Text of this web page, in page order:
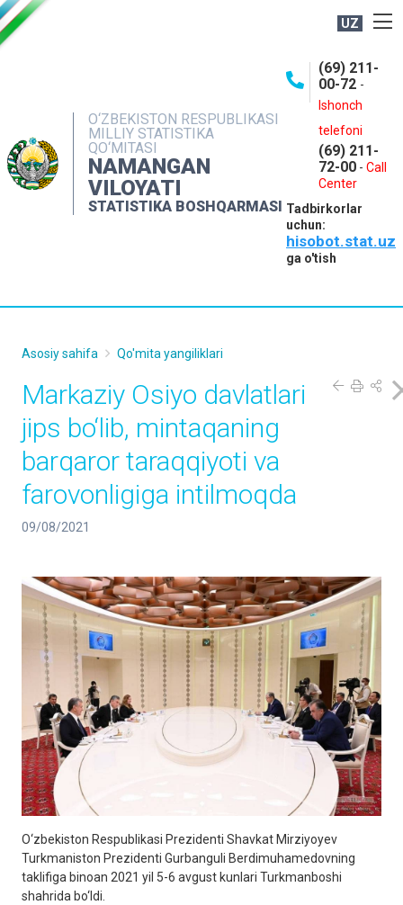
UZ
O‘ZBEKISTON RESPUBLIKASI
MILLIY STATISTIKA
QO‘MITASI
NAMANGAN
VILOYATI
STATISTIKA BOSHQARMASI
(69) 211-
00-72 -
Ishonch
telefoni
(69) 211-
72-00 - Call
Center
Tadbirkorlar
uchun:
hisobot.stat.uz
ga o'tish
NASHRLAR
INTERAKTIV XIZMATLAR
MATBUOT XIZMATI
MUROJAATLAR
Asosiy sahifa Qo'mita yangiliklari
Markaziy Osiyo davlatlari
jips bo‘lib, mintaqaning
barqaror taraqqiyoti va
farovonligiga intilmoqda
09/08/2021
O‘zbekiston Respublikasi Prezidenti Shavkat Mirziyoyev
Turkmaniston Prezidenti Gurbanguli Berdimuhamedovning
taklifiga binoan 2021 yil 5-6 avgust kunlari Turkmanboshi
shahrida bo‘ldi.